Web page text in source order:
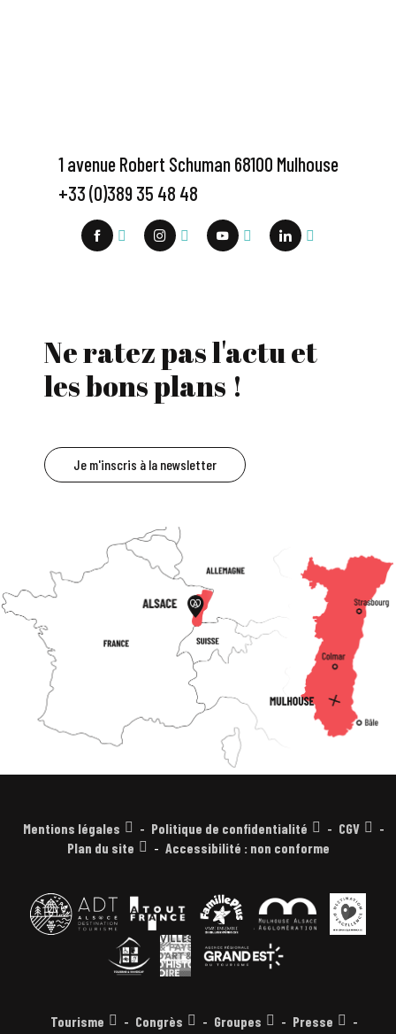
1 avenue Robert Schuman 68100 Mulhouse
+33 (0)389 35 48 48
Ne ratez pas l'actu et
les bons plans !
Je m'inscris à la newsletter
Mentions légales Politique de confidentialité
CGV
Plan du site
Accessibilité : non conforme
Tourisme Congrès Groupes
Presse